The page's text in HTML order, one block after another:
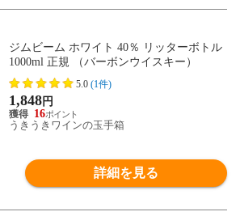
ジムビーム ホワイト 40％ リッターボトル
1000ml 正規 （バーボンウイスキー）
5.0 (1件)
1,848円
16
うきうきワインの玉手箱
詳細を見る